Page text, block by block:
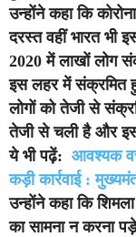
उन्होंने कहा कि
दरस्त वहीं भारत भी
2020 में लाखों लोग
इस लहर में संक्रमित
लोगों को तेजी से
तेजी से चली है और
ये भी पढ़ें: आवश्यक
कड़ी कार्रवाई :
उन्होंने कहा कि
का सामना न करना